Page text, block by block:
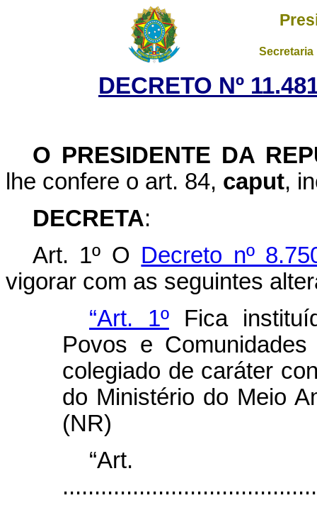
DECRETO Nº
O PRESIDENTE DA
lhe confere o art. 84, caput,
DECRETA:
Art. 1º O Decreto nº
vigorar com as seguintes
“Art. 1ºFica
Povos e
colegiado de caráter
do Ministério do Meio
(NR)